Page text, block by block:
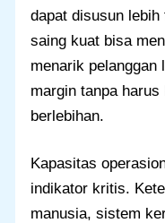
dapat disusun
saing kuat bisa
menarik pelanggan
margin tanpa
berlebihan.
Kapasitas
indikator kritis.
manusia, sistem